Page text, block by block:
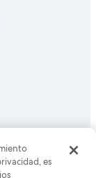
Todos los
marcas
2029030-50.
es